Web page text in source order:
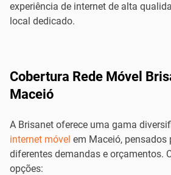
experiência de internet de alta
local dedicado.
Cobertura Rede Móvel
Maceió
A Brisanet oferece uma gama
internet móvel em Maceió, pensados
diferentes demandas e orçamentos.
opções: